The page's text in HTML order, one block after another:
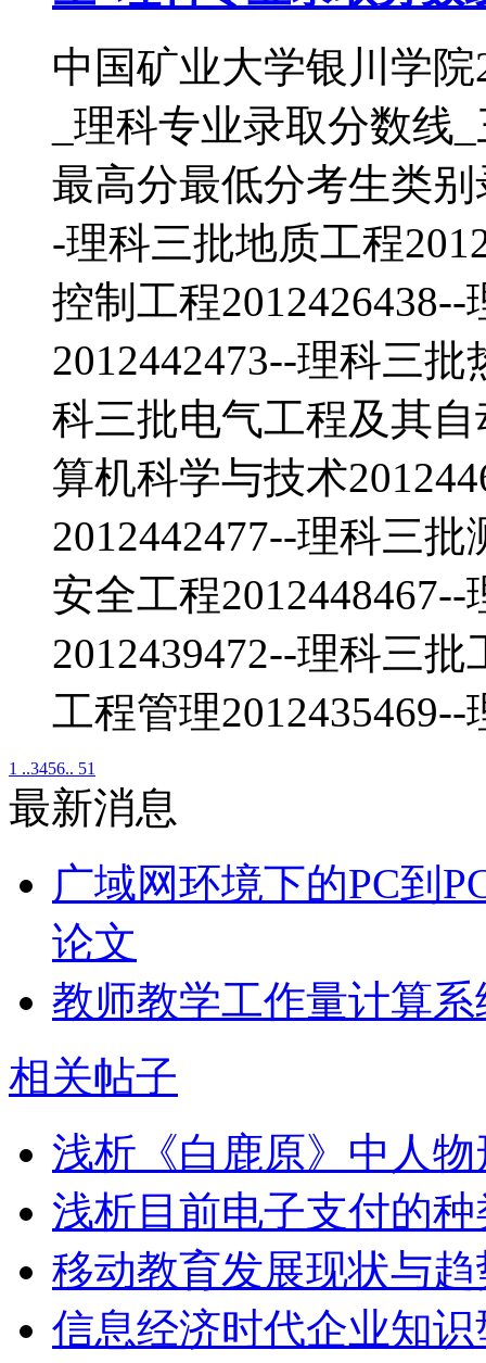
中国矿业大学银川学
_理科专业录取分数线
最高分最低分考生类
-理科三批地质工程
控制工程
2012442473--理科三
科三批电气工程及其自
算机科学与技术
2012442477--理科三
安全工程
2012439472--理科三
工程管理2012435469--
1 ..3456.. 51
最新消息
广域网环境下的PC到
论文
教师教学工作量计算
相关帖子
浅析《白鹿原》中人
浅析目前电子支付的
移动教育发展现状与
信息经济时代企业知